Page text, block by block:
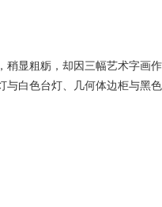
显粗粝，却因三幅艺术字画作
与白色台灯、几何体边柜与黑